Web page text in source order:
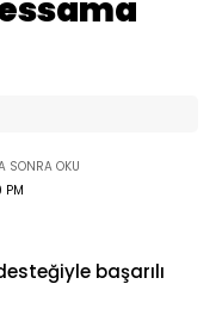
PM
başarılı